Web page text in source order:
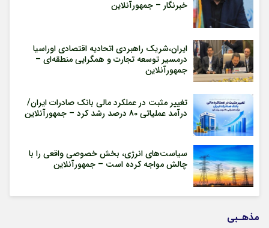
خبرنگار – جمهورآنلاین
ایران،شریک راهبردی اتحادیه اقتصادی اوراسیا
درمسیر توسعه تجارت و همگرایی منطقه‌ای –
جمهورآنلاین
تغییر مثبت در عملکرد مالی بانک صادرات ایران/
درآمد عملیاتی 80 درصد رشد کرد – جمهورآنلاین
سیاست‌های انرژی، بخش خصوصی واقعی را با
چالش مواجه کرده است – جمهورآنلاین
مذهـبی